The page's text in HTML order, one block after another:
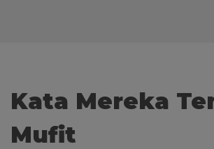
Kata Mereka
Mufit